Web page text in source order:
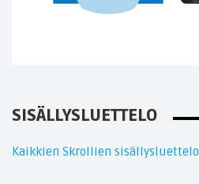
SISÄLLYSLUETTELO
Kaikkien Skrollien sisällysluettelo